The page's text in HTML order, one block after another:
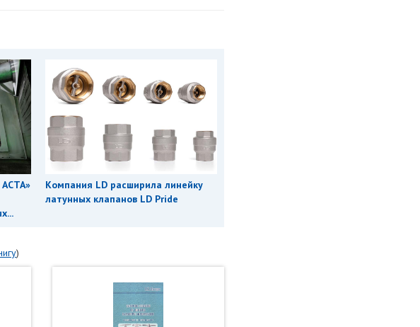
Компания LD расширила линейку
латунных клапанов LD Pride
)